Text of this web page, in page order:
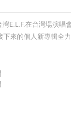
E.L.F.在台灣場演唱會
下來的個人新專輯全力